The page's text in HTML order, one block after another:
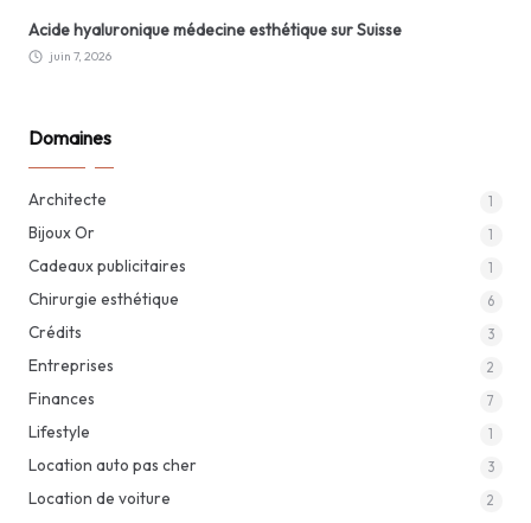
Acide hyaluronique médecine esthétique sur Suisse
juin 7, 2026
Domaines
Architecte 1
Bijoux Or 1
Cadeaux publicitaires 1
Chirurgie esthétique 6
Crédits 3
Entreprises 2
Finances 7
Lifestyle 1
Location auto pas cher 3
Location de voiture 2